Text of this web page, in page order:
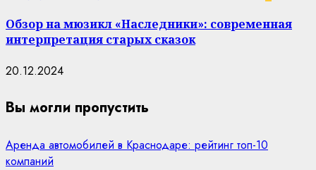
Обзор на мюзикл «Наследники»: современная
интерпретация старых сказок
20.12.2024
Вы могли пропустить
Аренда автомобилей в Краснодаре: рейтинг топ-10
компаний